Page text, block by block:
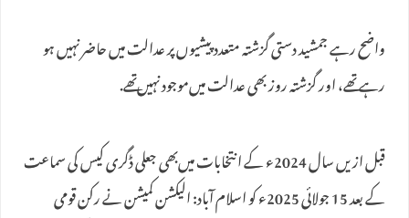
واضح رہے جمشید دستی گزشتہ متعدد پیشیوں پر عدالت میں حاضر نہیں ہو
رہے تھے، اور گزشتہ روز بھی عدالت میں‌موجود نہیں‌تھے.
قبل ازیں سال 2024ء کے انتخابات میں‌بھی جعلی ڈگری کیس کی سماعت
کے بعد 15 جولائی 2025ء کو اسلام آباد: الیکشن کمیشن نے رکن قومی